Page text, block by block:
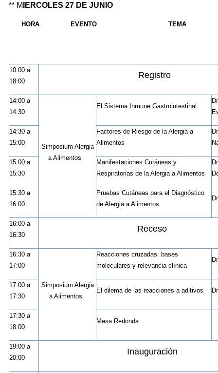
** M IERCOLES 27 DE JUNIO
HORA EVENTO TEMA
10:00 a
18:00
Registro
14:00 a
14:30
Simposium Alergia
a Alimentos
El Sistema Inmune Gastrointestinal
14:30 a
15:00
Factores de Riesgo de la Alergiaa
Alimentos
15:00 a
15:30
Manifestaciones Cutáneas y
Respiratorias de la Alergiaa Alimentos
15:30 a
16:00
Pruebas Cutáneas para el Diagnóstico
de Alergia a Alimentos
16:00 a
16:30
Receso
16:30 a
17:00
Simposium Alergia
a Alimentos
Reacciones cruzadas: bases
moleculares y relevancia clínica
17:00 a
17:30
El dilema de las reacciones a aditivos
17:30 a
18:00
Mesa Redonda
19:00 a
20:00
Inauguración